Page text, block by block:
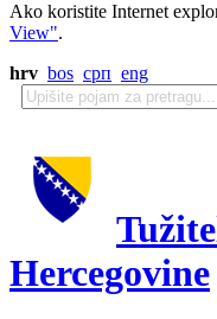
Ako koristite Internet
View".
hrv bos срп eng
Hercegovine